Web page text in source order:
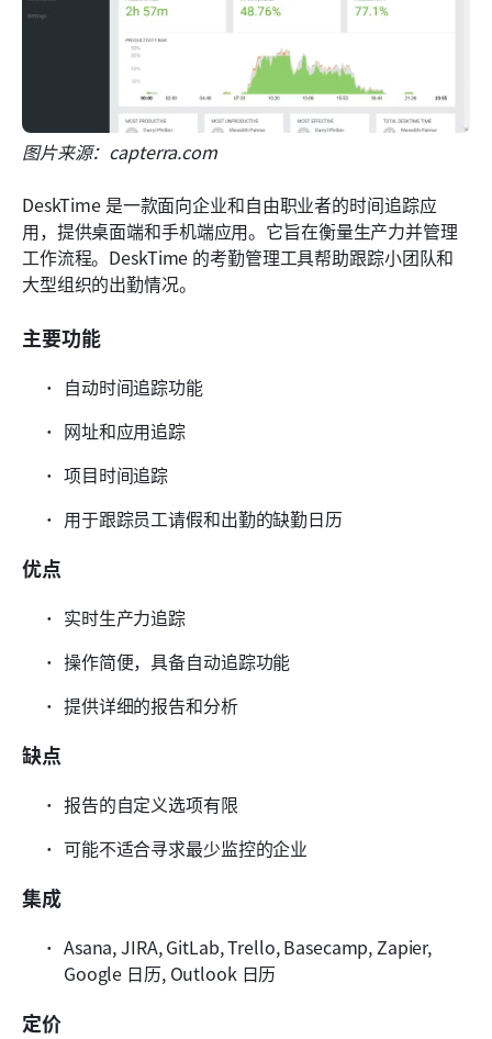
图片来源：capterra.com
DeskTime 是一款面向企业和自由职业者的时间追踪应
用，提供桌面端和手机端应用。它旨在衡量生产力并管理
工作流程。DeskTime 的考勤管理工具帮助跟踪小团队和
大型组织的出勤情况。
主要功能
自动时间追踪功能
网址和应用追踪
项目时间追踪
用于跟踪员工请假和出勤的缺勤日历
优点
实时生产力追踪
操作简便，具备自动追踪功能
提供详细的报告和分析
缺点
报告的自定义选项有限
可能不适合寻求最少监控的企业
集成
Asana, JIRA, GitLab, Trello, Basecamp, Zapier,
Google 日历, Outlook 日历
定价